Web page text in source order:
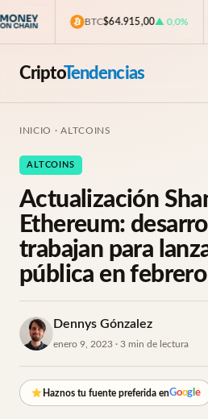
BTC$64.915,00▲ 0,0%
CriptoTendencias
INICIO ·ALTCOINS
ALTCOINS
Actualización
Ethereum:
trabajan para
pública en febrero
Dennys Gónzalez
enero 9, 2023 · 3 min de lectura
Haznos tu fuente preferida enGoog e